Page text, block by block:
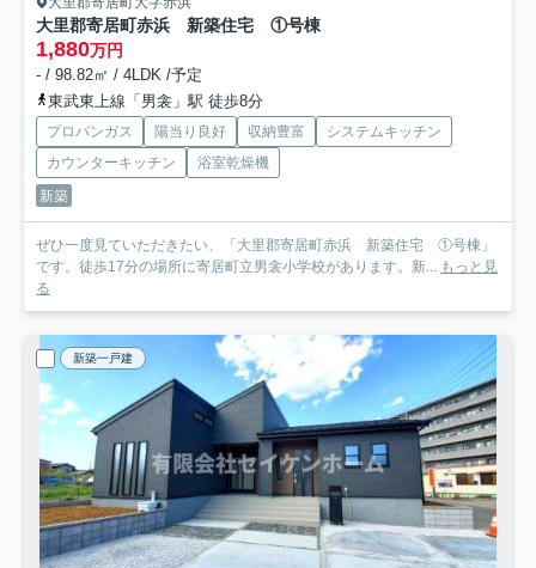
大里郡寄居町赤浜 新築住宅 ①号棟
1,880万円
- / 98.82㎡ / 4LDK /予定
東武東上線「男衾」駅 徒歩8分
プロパンガス 陽当り良好 収納豊富
システムキッチン
カウンターキッチン
浴室乾燥機
新築
ぜひ一度見ていただきたい、「大里郡寄居町赤浜 新築住宅 ①号棟」
です。徒歩17分の場所に寄居町立男衾小学校があります。新... もっと見
る
新築一戸建